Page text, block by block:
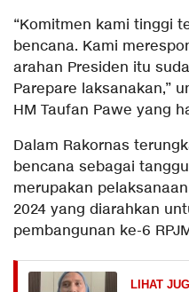
“Komitmen kami tinggi
bencana. Kami
arahan Presiden itu
Parepare laksanakan,”
HM Taufan Pawe yang
Dalam Rakornas
bencana sebagai
merupakan
2024 yang diarahkan
pembangunan ke-6
LIHAT